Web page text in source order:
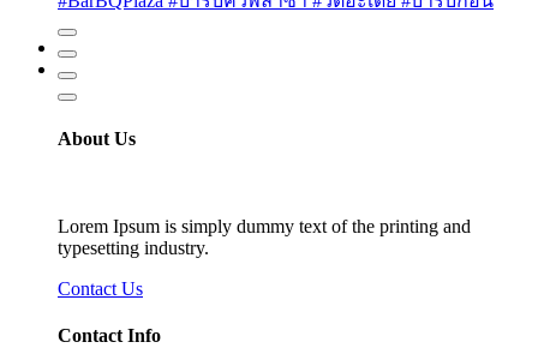
About Us
Lorem Ipsum is simply dummy text of the printing and
typesetting industry.
Contact Us
Contact Info